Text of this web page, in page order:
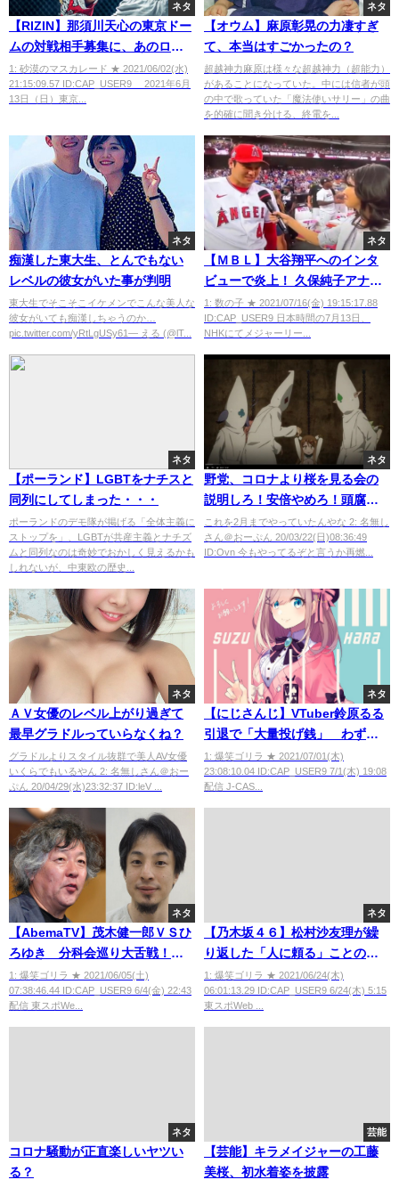
ネタ
【RIZIN】那須川天心の東京ドー
ムの対戦相手募集に、あのロッ
タンが名乗り「もう一度私と戦
ってくれませんか？」
1: 砂漠のマスカレード ★ 2021/06/02(水)
21:15:09.57 ID:CAP_USER9 2021年6月
13日（日）東京...
ネタ
【オウム】麻原彰晃の力凄すぎ
て、本当はすごかったの？
超越神力麻原は様々な超越神力（超能力）
があることになっていた。中には信者が頭
の中で歌っていた「魔法使いサリー」の曲
を的確に聞き分ける、終電を...
ネタ
痴漢した東大生、とんでもない
レベルの彼女がいた事が判明
東大生でそこそこイケメンでこんな美人な
彼女がいても痴漢しちゃうのか…
pic.twitter.com/yRtLgUSy61— える (@lT...
ネタ
【ＭＢＬ】大谷翔平へのインタ
ビューで炎上！ 久保純子アナに
「お祭りモードぶち壊し」
1: 数の子 ★ 2021/07/16(金) 19:15:17.88
ID:CAP_USER9 日本時間の7月13日、
NHKにてメジャーリー...
ネタ
【ポーランド】LGBTをナチスと
同列にしてしまった・・・
ポーランドのデモ隊が掲げる「全体主義に
ストップを」、LGBTが共産主義とナチズ
ムと同列なのは奇妙でおかしく見えるかも
しれないが、中東欧の歴史...
ネタ
野党、コロナより桜を見る会の
説明しろ！安倍やめろ！頭腐っ
てるぞ！ｗ
これを2月までやっていたんやな 2: 名無し
さん＠おーぷん 20/03/22(日)08:36:49
ID:Ovn 今もやってるぞと言うか再燃...
ネタ
ＡＶ女優のレベル上がり過ぎて
最早グラドルっていらなくね？
グラドルよりスタイル抜群で美人AV女優
いくらでもいるやん 2: 名無しさん＠おー
ぷん 20/04/29(水)23:32:37 ID:leV ...
ネタ
【にじさんじ】VTuber鈴原るる
引退で「大量投げ銭」 わずか2
時間で1000万円超...感謝のスパ
チャ相次ぐ
1: 爆笑ゴリラ ★ 2021/07/01(木)
23:08:10.04 ID:CAP_USER9 7/1(木) 19:08
配信 J-CAS...
ネタ
【AbemaTV】茂木健一郎ＶＳひ
ろゆき 分科会巡り大舌戦！
「医療崩壊の状態作った」「尾
身さんは政治家でも官僚でもな
い」
1: 爆笑ゴリラ ★ 2021/06/05(土)
07:38:46.44 ID:CAP_USER9 6/4(金) 22:43
配信 東スポWe...
ネタ
【乃木坂４６】松村沙友理が繰
り返した「人に頼る」ことの重
要性 スキャンダルで痛感
1: 爆笑ゴリラ ★ 2021/06/24(木)
06:01:13.29 ID:CAP_USER9 6/24(木) 5:15
東スポWeb ...
ネタ
コロナ騒動が正直楽しいヤツい
る？
芸能
【芸能】キラメイジャーの工藤
美桜、初水着姿を披露